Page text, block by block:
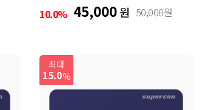
10.0% 45,000원 50,000원
최대
15.0%